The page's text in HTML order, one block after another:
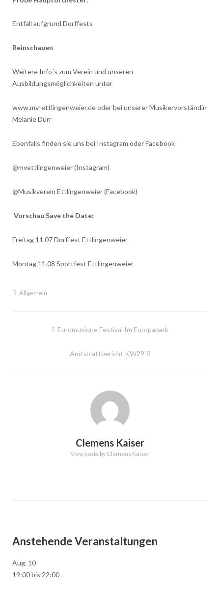
Entfall aufgrund Dorffests
Reinschauen
Weitere Info´s zum Verein und unseren
Ausbildungsmöglichkeiten unter
www.mv-ettlingenweier.de oder bei unserer Musikervorständin
Melanie Dürr
Ebenfalls finden sie uns bei Instagram oder Facebook
@mvettlingenweier (Instagram)
@Musikverein Ettlingenweier (Facebook)
Vorschau Save the Date:
Freitag 11.07 Dorffest Ettlingenweier
Montag 11.08 Sportfest Ettlingenweier
Allgemein
Beitragsnavigation
Euromusique Festival Im Europapark
Amtsblattbericht KW29
Clemens Kaiser
View posts by Clemens Kaiser
Anstehende Veranstaltungen
Aug. 10
19:00bis 22:00